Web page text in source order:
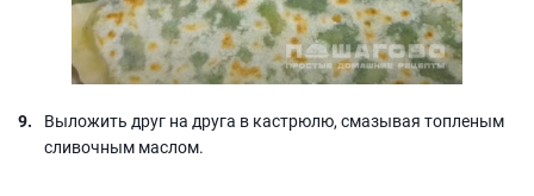
Выложить друг на друга в кастрюлю, смазывая топленым
сливочным маслом.